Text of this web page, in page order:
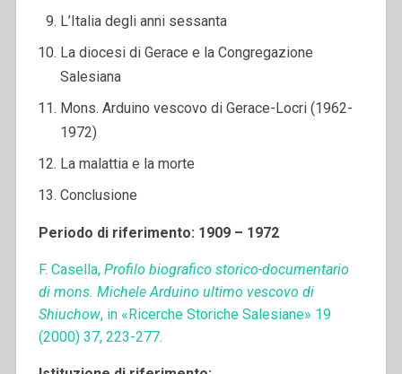
L’Italia degli anni sessanta
La diocesi di Gerace e la Congregazione
Salesiana
Mons. Arduino vescovo di Gerace-Locri (1962-
1972)
La malattia e la morte
Conclusione
Periodo di riferimento: 1909 – 1972
F. Casella, Profilo biografico storico-documentario
di mons. Michele Arduino ultimo vescovo di
Shiuchow, in «Ricerche Storiche Salesiane» 19
(2000) 37, 223-277.